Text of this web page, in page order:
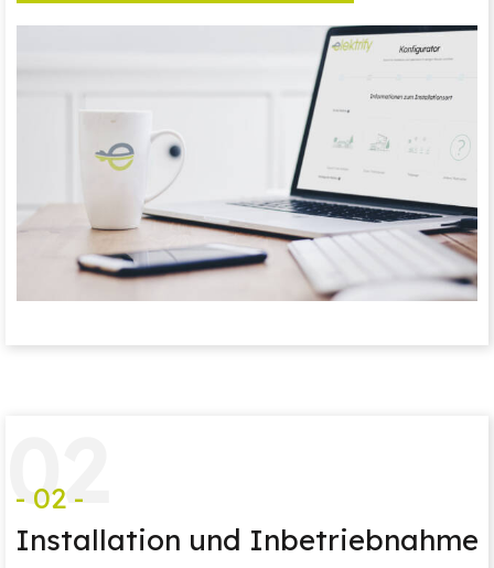
02
- 02 -
Installation und Inbetriebnahme